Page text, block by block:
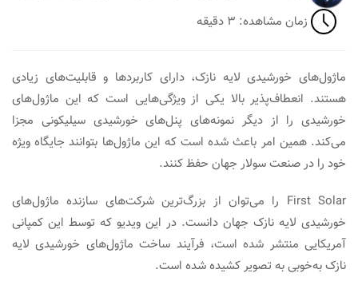
زمان مشاهده: ۳ دقیقه
ماژول‌های خورشیدی لایه نازک، دارای کاربردها و قابلیت‌های زیادی
هستند. انعطاف‌پذیر بالا یکی از ویژگی‌هایی است که این ماژول‌های
خورشیدی را از دیگر نمونه‌های پنل‌های خورشیدی سیلیکونی مجزا
می‌کند. همین امر باعث شده است که این ماژول‌ها بتوانند جایگاه ویژه
خود را در صنعت سولار جهان حفظ کنند.
First Solar را می‌توان از بزرگ‌ترین شرکت‌های سازنده ماژول‌های
خورشیدی لایه نازک جهان دانست. در این ویدیو که توسط این کمپانی
آمریکایی منتشر شده است، فرآیند ساخت ماژول‌های خورشیدی لایه
نازک به‌خوبی به تصویر کشیده شده است.